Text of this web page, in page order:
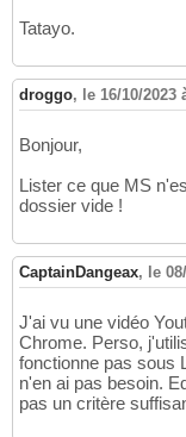
Tatayo.
droggo, le 16/10/2023
Bonjour,
Lister ce que MS
dossier vide !
CaptainDangeax, le
J'ai vu une vidéo
Chrome. Perso,
fonctionne pas sous
n'en ai pas besoin.
pas un critère